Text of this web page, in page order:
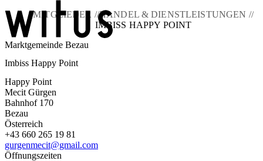
Blog
Über uns
Projekte
Mitglieder
Service
Kontakt
MITGLIEDER //HANDEL & DIENSTLEISTUNGEN //
IMBISS HAPPY POINT
Marktgemeinde Bezau
Imbiss Happy Point
Happy Point
Mecit Gürgen
Bahnhof 170
Bezau
Österreich
+43 660 265 19 81
gurgenmecit@gmail.com
Öffnungszeiten